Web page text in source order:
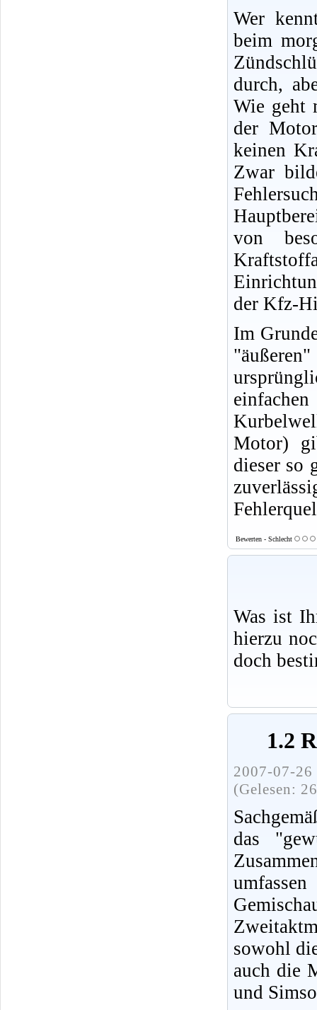
Wer
beim
durch,
Wie geht
der
keinen
Zwar
von
der Kfz-
Im
Motor)
dieser so
Bewerten - Schlecht
Was ist
hierzu
doch
1.2
2007-07-
(Gelesen:
das
sowohl
auch die
und